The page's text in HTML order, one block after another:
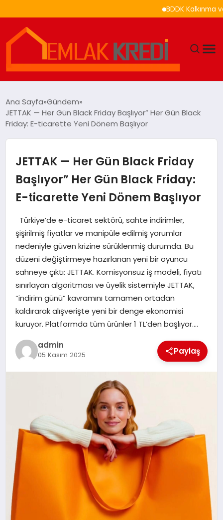
BDDK Kalkınma ve Yatırım
EKONOMI
MAGAZIN
SAĞLIK
SIYASET
SPOR
TEKNOLOJI
YAŞAM
Ana Sayfa Gündem
JETTAK — Her Gün Black Friday Başlıyor” Her Gün Black
Friday: E-ticarette Yeni Dönem Başlıyor
JETTAK — Her Gün Black Friday
Başlıyor” Her Gün Black Friday:
E-ticarette Yeni Dönem Başlıyor
Türkiye’de e-ticaret sektörü, sahte indirimler,
şişirilmiş fiyatlar ve manipüle edilmiş yorumlar
nedeniyle güven krizine sürüklenmiş durumda. Bu
düzeni değiştirmeye hazırlanan yeni bir oyuncu
sahneye çıktı: JETTAK. Komisyonsuz iş modeli, fiyatı
sınırlayan algoritması ve üyelik sistemiyle JETTAK,
“indirim günü” kavramını tamamen ortadan
kaldırarak alışverişte yeni bir denge ekonomisi
kuruyor. Platformda tüm ürünler 1 TL’den başlıyor….
admin
05 Kasım 2025 Paylaş